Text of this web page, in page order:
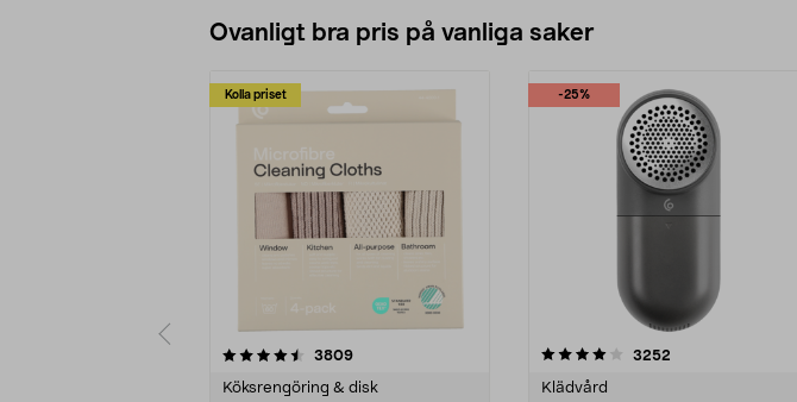
Ovanligt bra pris på vanliga saker
Kolla priset
3809recensioner
Köksrengöring & disk
-25%
4.0av 5 stjärnor 3252
Klädvård
4.5av 5 stjärnor